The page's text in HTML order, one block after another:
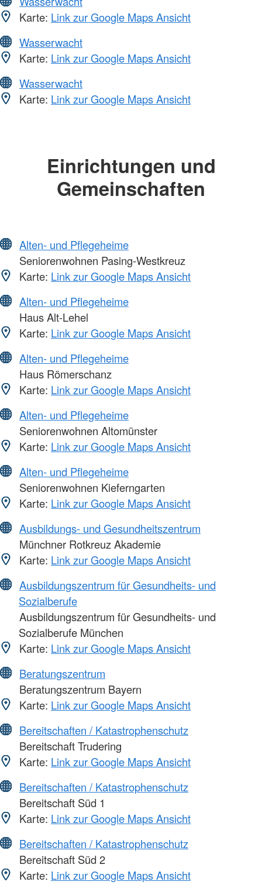
Karte: Link zur Google Maps Ansicht
Wasserwacht
Karte: Link zur Google Maps Ansicht
Wasserwacht
Karte: Link zur Google Maps Ansicht
Einrichtungen und
Gemeinschaften
Alten- und Pflegeheime
Seniorenwohnen Pasing-Westkreuz
Karte: Link zur Google Maps Ansicht
Alten- und Pflegeheime
Haus Alt-Lehel
Karte: Link zur Google Maps Ansicht
Alten- und Pflegeheime
Haus Römerschanz
Karte: Link zur Google Maps Ansicht
Alten- und Pflegeheime
Seniorenwohnen Altomünster
Karte: Link zur Google Maps Ansicht
Alten- und Pflegeheime
Seniorenwohnen Kieferngarten
Karte: Link zur Google Maps Ansicht
Ausbildungs- und Gesundheitszentrum
Münchner Rotkreuz Akademie
Karte: Link zur Google Maps Ansicht
Ausbildungszentrum für Gesundheits- und
Sozialberufe
Ausbildungszentrum für Gesundheits- und
Sozialberufe München
Karte: Link zur Google Maps Ansicht
Beratungszentrum
Beratungszentrum Bayern
Karte: Link zur Google Maps Ansicht
Bereitschaften / Katastrophenschutz
Bereitschaft Trudering
Karte: Link zur Google Maps Ansicht
Bereitschaften / Katastrophenschutz
Bereitschaft Süd 1
Karte: Link zur Google Maps Ansicht
Bereitschaften / Katastrophenschutz
Bereitschaft Süd 2
Karte: Link zur Google Maps Ansicht